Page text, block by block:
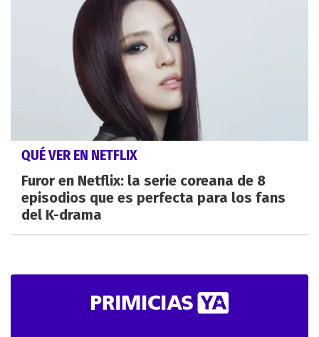
QUÉ VER EN NETFLIX
Furor en Netflix: la serie coreana de 8
episodios que es perfecta para los fans
del K-drama